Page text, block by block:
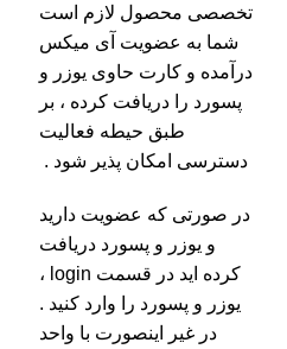
تخصصی محصول لازم است
شما به عضویت آی میکس
درآمده و کارت حاوی یوزر و
پسورد را دریافت کرده ، بر
طبق حیطه فعالیت
دسترسی امکان پذیر شود .
در صورتی که عضویت دارید
و یوزر و پسورد دریافت
کرده اید در قسمت login ،
یوزر و پسورد را وارد کنید .
در غیر اینصورت با واحد